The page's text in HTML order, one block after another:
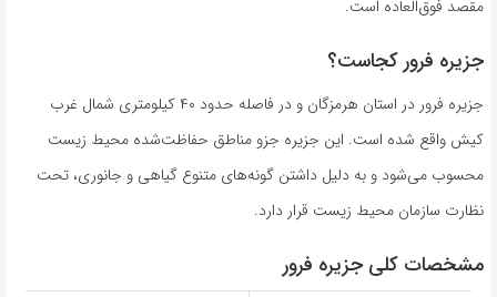
مقصد فوق‌العاده است.
جزیره فرور کجاست؟
جزیره فرور در استان هرمزگان و در فاصله حدود ۴۰ کیلومتری شمال غرب
کیش واقع شده است. این جزیره جزو مناطق حفاظت‌شده محیط زیست
محسوب می‌شود و به دلیل داشتن گونه‌های متنوع گیاهی و جانوری، تحت
نظارت سازمان محیط زیست قرار دارد.
مشخصات کلی جزیره فرور